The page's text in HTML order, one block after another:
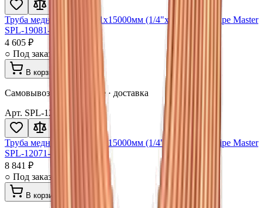
Труба медная 06,35x0,61x15000мм (1/4"х0,024") Vietpipe Master
SPL-19081-15VM
4 605 ₽
○ Под заказ
В корзину
Самовывоз в Волгограде · доставка
Арт. SPL-12071-50VM
Труба медная 06,35x0,61x15000мм (1/4"х0,024") Vietpipe Master
SPL-12071-50VM
8 841 ₽
○ Под заказ
В корзину